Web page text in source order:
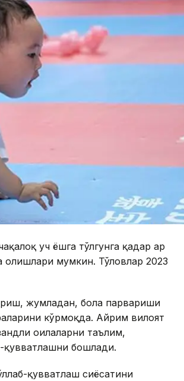
уч ёшга тўлгунга қадар ҳар
мумкин. Тўловлар 2023
жумладан, бола парвариши
кўрмоқда. Айрим вилоят
оилаларни таълим,
қувватлашни бошлади.
қувватлаш сиёсатини